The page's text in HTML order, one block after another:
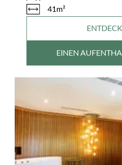
41m²
EINEN